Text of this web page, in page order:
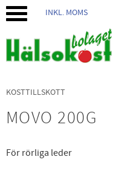
INKL. MOMS
KOSTTILLSKOTT
MOVO 200G
För rörliga leder